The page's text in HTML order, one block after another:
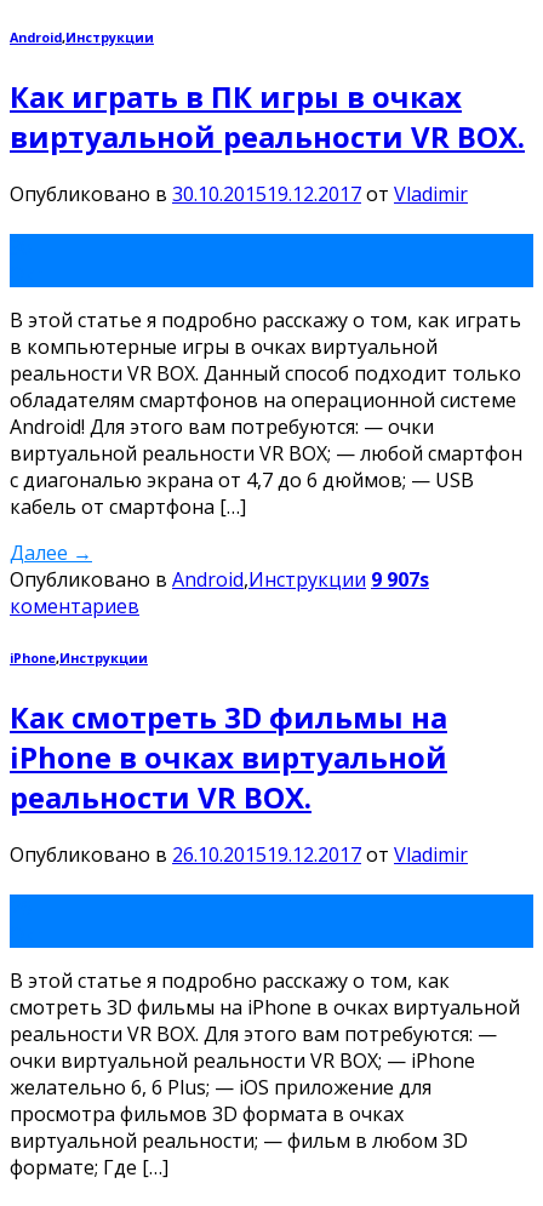
Android,Инструкции
Как играть в ПК игры в очках
виртуальной реальности VR BOX.
Опубликовано в 30.10.201519.12.2017от Vladimir
В этой статье я подробно расскажу о том, как играть
в компьютерные игры в очках виртуальной
реальности VR BOX. Данный способ подходит только
обладателям смартфонов на операционной системе
Android! Для этого вам потребуются: — очки
виртуальной реальности VR BOX; — любой смартфон
с диагональю экрана от 4,7 до 6 дюймов; — USB
кабель от смартфона […]
Далее →
Опубликовано в Android,Инструкции 9 907s
коментариев
iPhone,Инструкции
Как смотреть 3D фильмы на
iPhone в очках виртуальной
реальности VR BOX.
Опубликовано в 26.10.201519.12.2017от Vladimir
В этой статье я подробно расскажу о том, как
смотреть 3D фильмы на iPhone в очках виртуальной
реальности VR BOX. Для этого вам потребуются: —
очки виртуальной реальности VR BOX; — iPhone
желательно 6, 6 Plus; — iOS приложение для
просмотра фильмов 3D формата в очках
виртуальной реальности; — фильм в любом 3D
формате; Где […]